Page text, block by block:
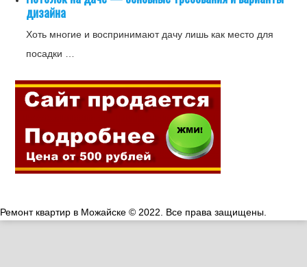
дизайна
Хоть многие и воспринимают дачу лишь как место для
посадки …
Ремонт квартир в Можайске © 2022. Все права защищены.